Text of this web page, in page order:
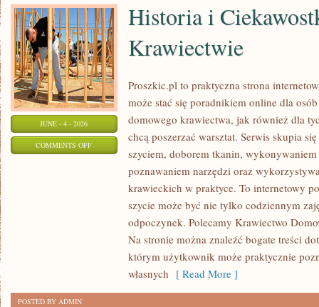
JUNE - 4 - 2026
COMMENTS OFFON
Historia i
Krawiectwie
Proszkic.pl to praktyczna strona
może stać się poradnikiem online dla
domowego krawiectwa, jak również dla
chcą poszerzać warsztat. Serwis skupia
szyciem, doborem tkanin,
poznawaniem narzędzi oraz
krawieckich w praktyce. To internetowy
szycie może być nie tylko codziennym
odpoczynek. Polecamy Krawiectwo
Na stronie można znaleźć bogate treści
którym użytkownik może praktycznie
własnych [ Read More ]
POSTED BY ADMIN